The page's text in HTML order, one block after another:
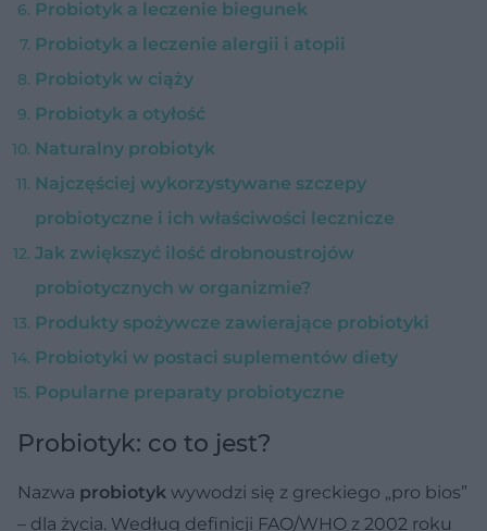
Probiotyk a leczenie biegunek
Probiotyk a leczenie alergii i atopii
Probiotyk w ciąży
Probiotyk a otyłość
Naturalny probiotyk
Najczęściej wykorzystywane szczepy
probiotyczne i ich właściwości lecznicze
Jak zwiększyć ilość drobnoustrojów
probiotycznych w organizmie?
Produkty spożywcze zawierające probiotyki
Probiotyki w postaci suplementów diety
Popularne preparaty probiotyczne
Probiotyk: co to jest?
Nazwa probiotyk wywodzi się z greckiego „pro bios”
– dla życia. Według definicji FAO/WHO z 2002 roku